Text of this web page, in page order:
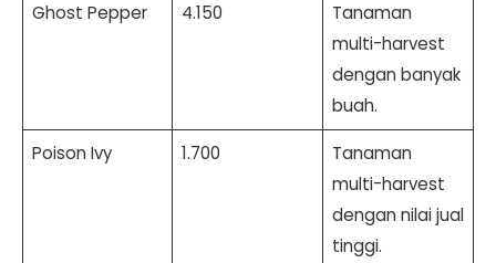
Ghost Pepper 4.150
Tanaman
multi-harvest
dengan banyak
buah.
Poison Ivy 1.700
Tanaman
multi-harvest
dengan nilai jual
tinggi.